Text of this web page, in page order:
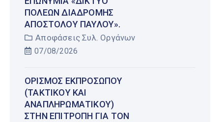
ΠΌΛΕΩΝ ΔΙΑΔΡΟΜΉΣ
ΑΠΟΣΤΌΛΟΥ ΠΑΎΛΟΥ».
Αποφάσεις Συλ. Οργάνων
07/08/2026
ΟΡΙΣΜΌΣ ΕΚΠΡΟΣΏΠΟΥ
(ΤΑΚΤΙΚΟΎ ΚΑΙ
ΑΝΑΠΛΗΡΩΜΑΤΙΚΟΎ)
ΣΤΗΝ ΕΠΙΤΡΟΠΉ ΓΙΑ ΤΟΝ